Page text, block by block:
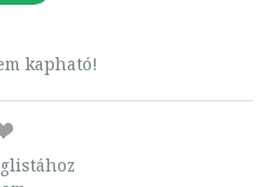
kapható!